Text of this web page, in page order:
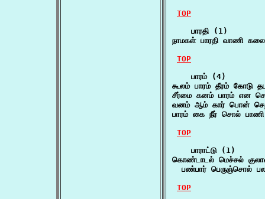
TOP
    பாரதி (1)
நாமகள் பாரதி வாணி
TOP
    பாரம் (4)
கூலம் பாரம் தீரம்
சீர்மை கனம் பாரம் என
வனம் ஆம் கார் பொன்
பாரம் கை நீர் சொல்
TOP
    பாராட்டு (1)
கொண்டாடல் மெச்சல்
பண்பார் பெருஞ்சொல்
TOP